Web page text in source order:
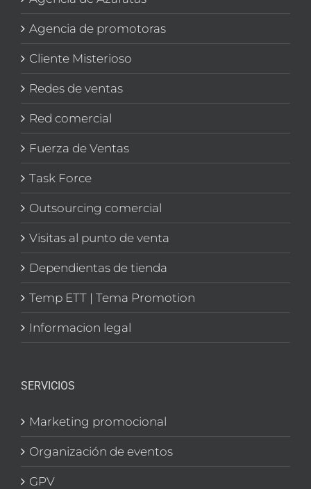
Agencia de promotoras
Cliente Misterioso
Redes de ventas
Red comercial
Fuerza de Ventas
Task Force
Outsourcing comercial
Visitas al punto de venta
Dependientas de tienda
Temp ETT | Tema Promotion
Informacion legal
SERVICIOS
Marketing promocional
Organización de eventos
GPV